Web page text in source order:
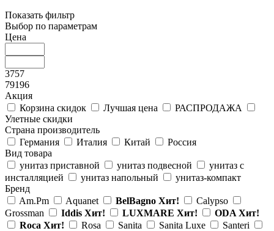
Показать фильтр
Выбор по параметрам
Цена
3757
79196
Акция
Корзина скидок
Лучшая цена
РАСПРОДАЖА
Улетные скидки
Страна производитель
Германия
Италия Китай
Россия
Вид товара
унитаз приставной
унитаз подвесной
унитаз с
инсталляцией
унитаз напольный
унитаз-компакт
Бренд
Am.Pm
Aquanet BelBagno Хит!
Calypso
Grossman
Iddis Хит! LUXMARE Хит! ODA Хит!
Roca Хит! Rosa Sanita Sanita Luxe
Santeri